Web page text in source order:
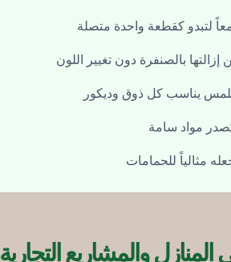
لتبدو كقطعة واحدة متصلة
بالصنفرة دون تغيير اللون
يُصدر مواد سامة
مثالياً للحمامات
والمشاريع التجارية